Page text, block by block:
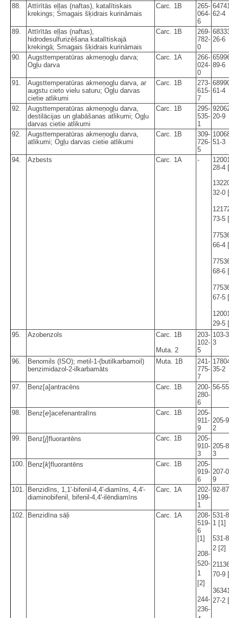
88.
Attīrītās eļļas (naftas), katalītiskais
krekings; Smagais šķidrais kurināmais
Carc. 1B
265-
064-
6
62-4
89.
Attīrītās eļļas (naftas),
hidrodesulfurizēšana katalītiskajā
krekingā; Smagais šķidrais kurināmais
Carc. 1B
269-
782-
0
26-6
90.
Augsttemperatūras akmeņogļu darva;
Ogļu darva
Carc. 1A
266-
024-
0
89-6
91.
Augsttemperatūras akmeņogļu darva, ar
augstu cieto vielu saturu; Ogļu darvas
cietie atlikumi
Carc. 1B
273-
615-
7
61-4
92.
Augsttemperatūras akmeņogļu darva,
destilācijas un glabāšanas atlikumi; Ogļu
darvas cietie atlikumi
Carc. 1B
295-
535-
1
20-9
92.
Augsttemperatūras akmeņogļu darva,
atlikumi; Ogļu darvas cietie atlikumi
Carc. 1B
309-
726-
5
51-3
94. Azbests Carc. 1A -
28-4
32-0
73-5
66-4
68-6
67-5
29-5
95.
Azobenzols
Carc. 1B
Muta. 2
203-
102-
5
103-
3
96.
Benomils (ISO); metil-1-(butilkarbamoil)
benzimidazol-2-ilkarbamāts
Muta. 1B
241-
775-
7
35-2
97. Benz[a]antracēns Carc. 1B
200-
280-
6
56-
98. Benz[e]acefenantralīns Carc. 1B
205-
911-
9
205-
2
99.
Benz[j]fluorantēns Carc. 1B
205-
910-
3
205-
3
100.
Benz[k]fluorantēns Carc. 1B
205-
919-
6
207-
9
101.
Benzidīns, 1,1'-bifenil-4,4'-diamīns, 4,4'-
diaminobifenil, bifenil-4,4'-ilēndiamīns
Carc. 1A
202-
199-
1
92-
102. Benzidīna sāļi Carc. 1A
208-
519-
6
[1]
208-
520-
1
[2]
244-
236-
531-
1 [1]
531-
2 [2]
70-9
27-2